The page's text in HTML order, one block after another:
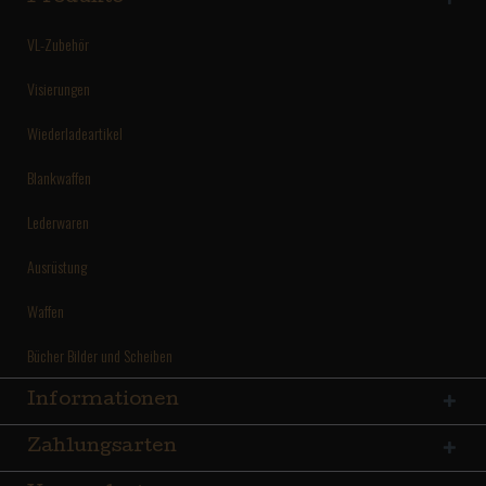
VL-Zubehör
Visierungen
Wiederladeartikel
Blankwaffen
Lederwaren
Ausrüstung
Waffen
Bücher Bilder und Scheiben
Informationen
Zahlungsarten